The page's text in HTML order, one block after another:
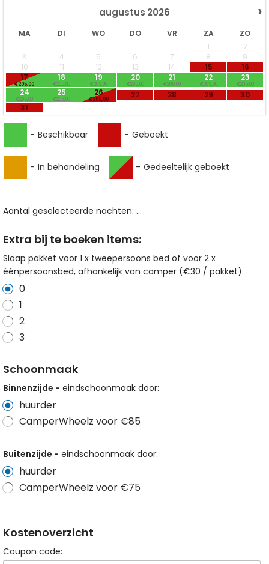
›
augustus 2026
MA DI WO DO VR ZA
ZO
1
2
3
4 5 6 7 8
9
10
11 12 13 14 15
16
17
€205,00
18
€205,00
19
€205,00
20
€205,00
21
€205,00
22
€205,00
23
€205,00
24
€205,00
25
€205,00
26
€205,00 27 28 29
30
31
- Beschikbaar - Geboekt
- In behandeling - Gedeeltelijk geboekt
Aantal geselecteerde nachten: ...
Extra bij te boeken items:
Slaap pakket voor 1 x tweepersoons bed of voor 2 x
éénpersoonsbed, afhankelijk van camper (€30 / pakket):
0
1
2
3
Schoonmaak
Binnenzijde - eindschoonmaak door:
huurder
CamperWheelz voor €85
Buitenzijde - eindschoonmaak door:
huurder
CamperWheelz voor €75
Kostenoverzicht
Coupon code: